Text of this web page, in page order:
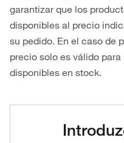
garantizar que los
disponibles al precio
su pedido. En el caso de
precio solo es válido
disponibles en stock.